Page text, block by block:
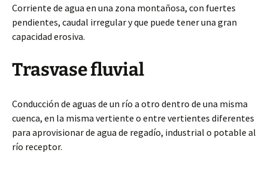
Corriente de agua en una zona montañosa, con fuertes
pendientes, caudal irregular y que puede tener una gran
capacidad erosiva.
Trasvase fluvial
Conducción de aguas de un río a otro dentro de una misma
cuenca, en la misma vertiente o entre vertientes diferentes
para aprovisionar de agua de regadío, industrial o potable al
río receptor.